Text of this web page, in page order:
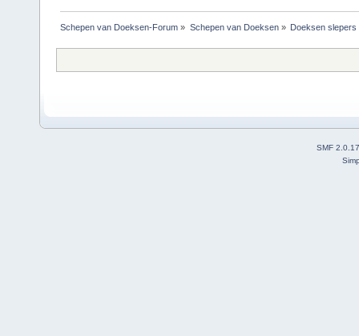
Schepen van Doeksen-Forum » Schepen van Doeksen» Doeksen slepers
SMF 2.0.17